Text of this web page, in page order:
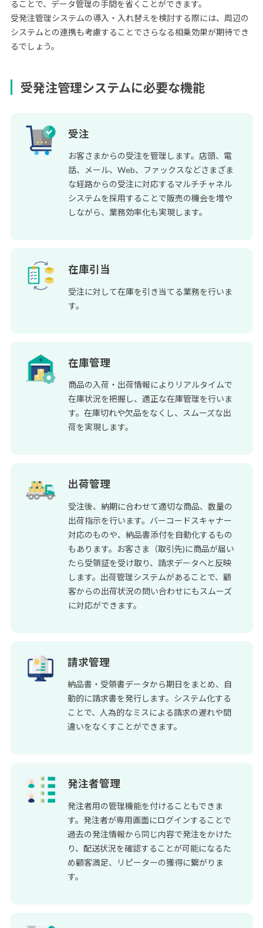
ることで、データ管理の手間を省くことができます。
受発注管理システムの導入・入れ替えを検討する際には、周辺の
システムとの連携も考慮することでさらなる相乗効果が期待でき
るでしょう。
受発注管理システムに必要な機能
受注
お客さまからの受注を管理します。店頭、電
話、メール、Web、ファックスなどさまざま
な経路からの受注に対応するマルチチャネル
システムを採用することで販売の機会を増や
しながら、業務効率化も実現します。
在庫引当
受注に対して在庫を引き当てる業務を行いま
す。
在庫管理
商品の入荷・出荷情報によりリアルタイムで
在庫状況を把握し、適正な在庫管理を行いま
す。在庫切れや欠品をなくし、スムーズな出
荷を実現します。
出荷管理
受注後、納期に合わせて適切な商品、数量の
出荷指示を行います。バーコードスキャナー
対応のものや、納品書添付を自動化するもの
もあります。お客さま（取引先)に商品が届い
たら受領証を受け取り、請求データへと反映
します。出荷管理システムがあることで、顧
客からの出荷状況の問い合わせにもスムーズ
に対応ができます。
請求管理
納品書・受領書データから期日をまとめ、自
動的に請求書を発行します。システム化する
ことで、人為的なミスによる請求の遅れや間
違いをなくすことができます。
発注者管理
発注者用の管理機能を付けることもできま
す。発注者が専用画面にログインすることで
過去の発注情報から同じ内容で発注をかけた
り、配送状況を確認することが可能になるた
め顧客満足、リピーターの獲得に繋がりま
す。